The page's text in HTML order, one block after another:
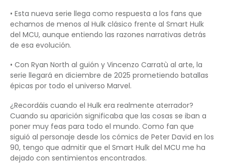
• Esta nueva serie llega como respuesta a los fans que
echamos de menos al Hulk clásico frente al Smart Hulk
del MCU, aunque entiendo las razones narrativas detrás
de esa evolución.
• Con Ryan North al guión y Vincenzo Carratù al arte, la
serie llegará en diciembre de 2025 prometiendo batallas
épicas por todo el universo Marvel.
¿Recordáis cuando el Hulk era realmente aterrador?
Cuando su aparición significaba que las cosas se iban a
poner muy feas para todo el mundo. Como fan que
siguió al personaje desde los cómics de Peter David en los
90, tengo que admitir que el Smart Hulk del MCU me ha
dejado con sentimientos encontrados.